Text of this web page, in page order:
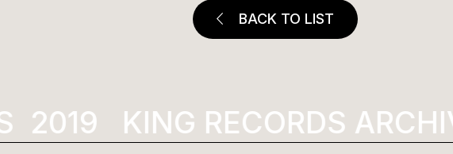
BACK TO LIST
KING RECORDS